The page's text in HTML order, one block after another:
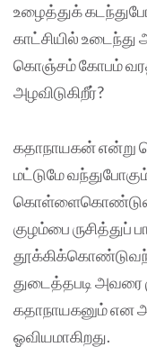
உழைத்துக்
காட்சியில்
கொஞ்சம் கோபம்
அழவிடுகிறீர்?
கதாநாயகன் என்று
மட்டுமே
குழம்பை ருசித்துப்
துடைத்தபடி அவரை
கதாநாயகனும் என
ஓவியமாகிறது.